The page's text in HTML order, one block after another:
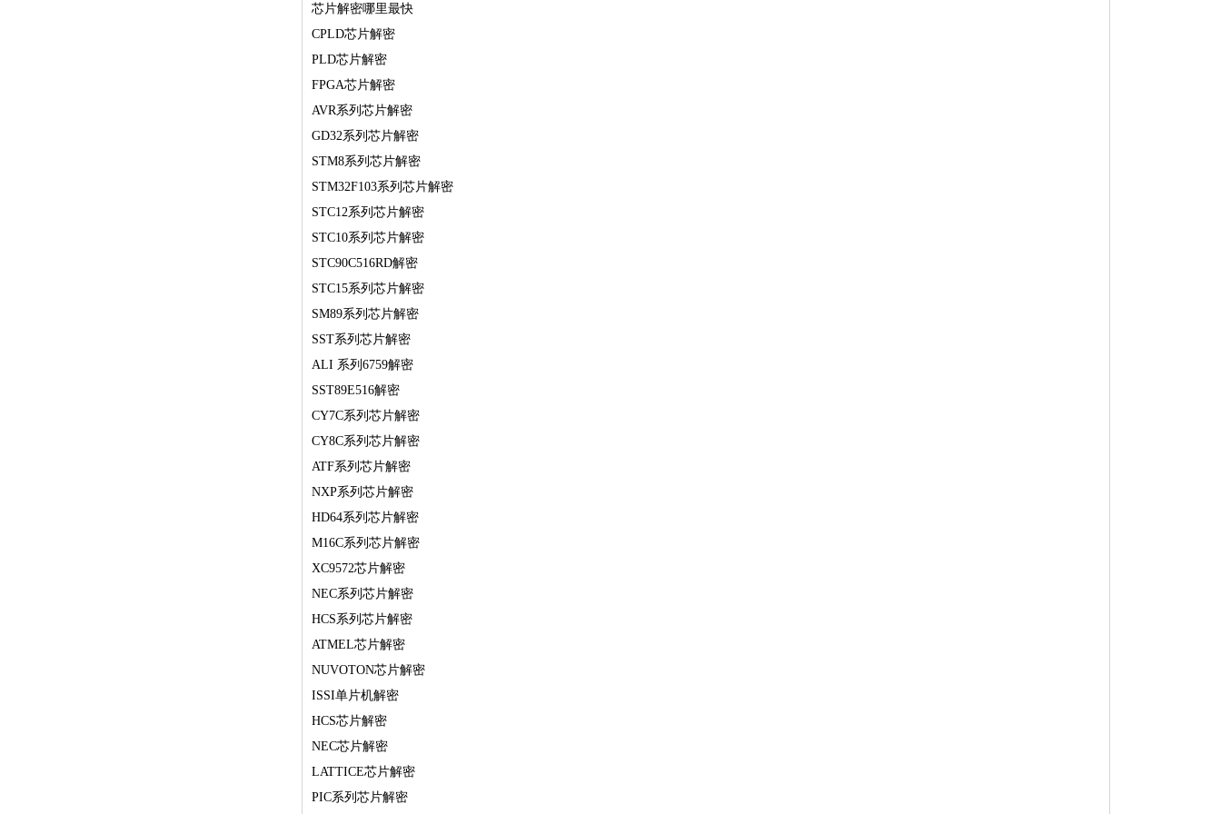
芯片解密哪里最快
CPLD芯片解密
PLD芯片解密
FPGA芯片解密
AVR系列芯片解密
GD32系列芯片解密
STM8系列芯片解密
STM32F103系列芯片解密
STC12系列芯片解密
STC10系列芯片解密
STC90C516RD解密
STC15系列芯片解密
SM89系列芯片解密
SST系列芯片解密
ALI 系列6759解密
SST89E516解密
CY7C系列芯片解密
CY8C系列芯片解密
ATF系列芯片解密
NXP系列芯片解密
HD64系列芯片解密
M16C系列芯片解密
XC9572芯片解密
NEC系列芯片解密
HCS系列芯片解密
ATMEL芯片解密
NUVOTON芯片解密
ISSI单片机解密
HCS芯片解密
NEC芯片解密
LATTICE芯片解密
PIC系列芯片解密